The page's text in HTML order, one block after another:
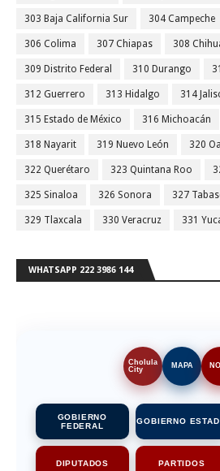
303 Baja California Sur 304 Campeche
306 Colima 307 Chiapas 308
309 Distrito Federal 310 Durango
312 Guerrero 313 Hidalgo 314
315 Estado de México 316 Michoacán
318 Nayarit 319 Nuevo León 320
322 Querétaro 323 Quintana Roo
325 Sinaloa 326 Sonora 327
329 Tlaxcala 330 Veracruz 331
WHATSAPP 222 3986 144
Cholula
City
MAPA
GOBIERNO
FEDERAL
GOBIERNO
DIPUTADOS PARTIDOS